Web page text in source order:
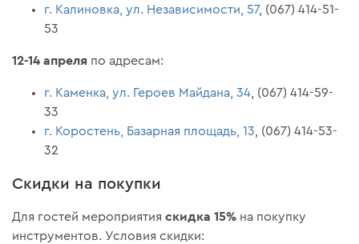
г. Калиновка, ул. Независимости, 57, (067) 414-51-
53
12-14 апреля по адресам:
г. Каменка, ул. Героев Майдана, 34 , (067) 414-59-
33
г. Коростень, Базарная площадь, 13 , (067) 414-53-
32
Скидки на покупки
Для гостей мероприятияскидка 15% на покупку
инструментов. Условия скидки: